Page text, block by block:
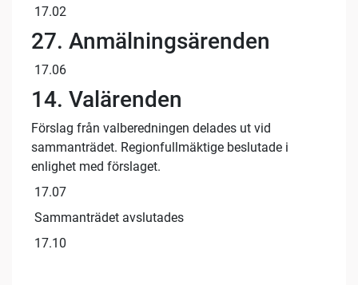
17.02
27. Anmälningsärenden
17.06
14. Valärenden
Förslag från valberedningen delades ut vid
sammanträdet. Regionfullmäktige beslutade i
enlighet med förslaget.
17.07
Sammanträdet avslutades
17.10